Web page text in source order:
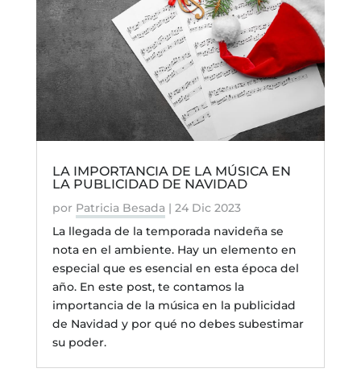
LA IMPORTANCIA DE LA MÚSICA EN
LA PUBLICIDAD DE NAVIDAD
por Patricia Besada | 24 Dic 2023
La llegada de la temporada navideña se
nota en el ambiente. Hay un elemento en
especial que es esencial en esta época del
año. En este post, te contamos la
importancia de la música en la publicidad
de Navidad y por qué no debes subestimar
su poder.